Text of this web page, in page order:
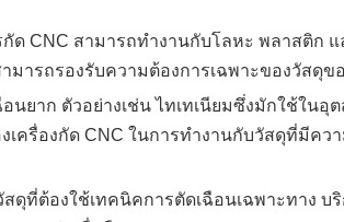
CNC สามารถทำงานกับโลหะ พลาสติก
มารถรองรับความต้องการเฉพาะของวัสดุ
าก ตัวอย่างเช่น ไทเทเนียมซึ่งมักใช้ในอุ
ครื่องกัด CNC ในการทำงานกับวัสดุที่มีคว
ที่ต้องใช้เทคนิคการตัดเฉือนเฉพาะทาง บ